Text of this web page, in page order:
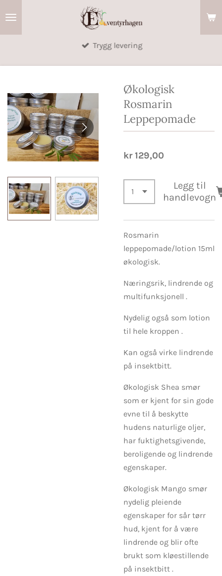
Trygg levering
Økologisk
Rosmarin
Leppepomade
kr 129,00
Legg til
handlevogn
Rosmarin
leppepomade/lotion 15ml
økologisk.
Næringsrik, lindrende og
multifunksjonell .
Nydelig også som lotion
til hele kroppen .
Kan også virke lindrende
på insektbitt.
Økologisk Shea smør
som er kjent for sin gode
evne til å beskytte
hudens naturlige oljer,
har fuktighetsgivende,
beroligende og lindrende
egenskaper.
Økologisk Mango smør
nydelig pleiende
egenskaper for sår tørr
hud, kjent for å være
lindrende og blir ofte
brukt som kløestillende
på insektbitt .